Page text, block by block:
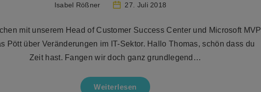
Isabel Rößner 27. Juli 2018
mit unserem Head of Customer Success Center und Microsoft MVP
Pött über Veränderungen im IT-Sektor. Hallo Thomas, schön dass du
Zeit hast. Fangen wir doch ganz grundlegend…
Weiterlesen